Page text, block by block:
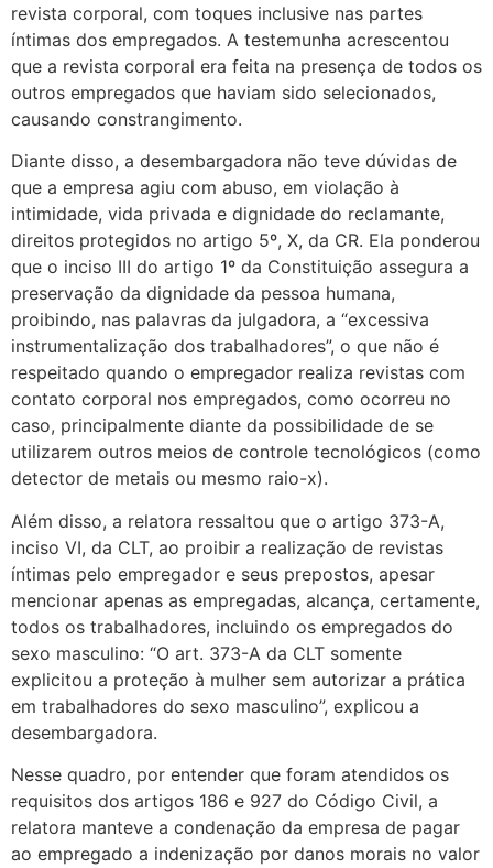
revista corporal, com toques inclusive nas partes
íntimas dos empregados. A testemunha acrescentou
que a revista corporal era feita na presença de todos os
outros empregados que haviam sido selecionados,
causando constrangimento.
Diante disso, a desembargadora não teve dúvidas de
que a empresa agiu com abuso, em violação à
intimidade, vida privada e dignidade do reclamante,
direitos protegidos no artigo 5º, X, da CR. Ela ponderou
que o inciso III do artigo 1º da Constituição assegura a
preservação da dignidade da pessoa humana,
proibindo, nas palavras da julgadora, a “excessiva
instrumentalização dos trabalhadores”, o que não é
respeitado quando o empregador realiza revistas com
contato corporal nos empregados, como ocorreu no
caso, principalmente diante da possibilidade de se
utilizarem outros meios de controle tecnológicos (como
detector de metais ou mesmo raio-x).
Além disso, a relatora ressaltou que o artigo 373-A,
inciso VI, da CLT, ao proibir a realização de revistas
íntimas pelo empregador e seus prepostos, apesar
mencionar apenas as empregadas, alcança, certamente,
todos os trabalhadores, incluindo os empregados do
sexo masculino: “O art. 373-A da CLT somente
explicitou a proteção à mulher sem autorizar a prática
em trabalhadores do sexo masculino”, explicou a
desembargadora.
Nesse quadro, por entender que foram atendidos os
requisitos dos artigos 186 e 927 do Código Civil, a
relatora manteve a condenação da empresa de pagar
ao empregado a indenização por danos morais no valor